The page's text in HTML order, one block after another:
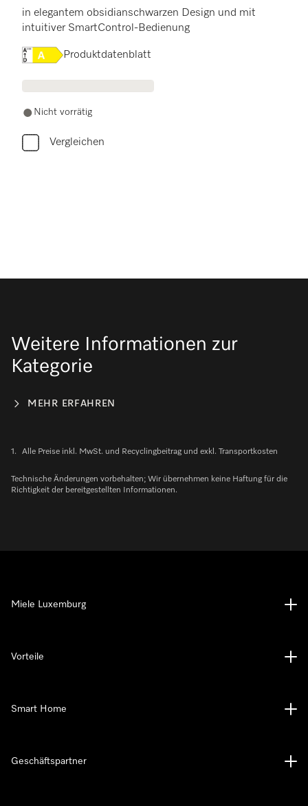
in elegantem obsidianschwarzen Design und mit
intuitiver SmartControl-Bedienung
Onlinelabel Image, Energielabel
Produktdatenblatt
Nicht vorrätig
Vergleichen
Weitere Informationen zur
Kategorie
MEHR ERFAHREN
1. Alle Preise inkl. MwSt. und Recyclingbeitrag und exkl. Transportkosten
Technische Änderungen vorbehalten; Wir übernehmen keine Haftung für die
Richtigkeit der bereitgestellten Informationen.
Miele Luxemburg
Vorteile
Smart Home
Geschäftspartner